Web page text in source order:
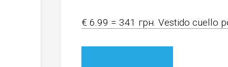
€ 6.99 = 341 грн. Vestido cuello